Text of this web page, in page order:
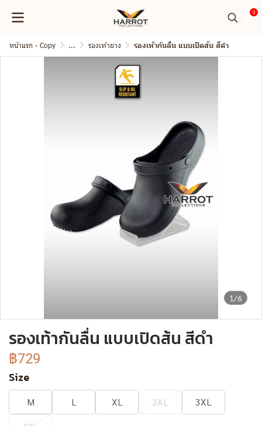
0
หน้าแรก - Copy ... รองเท้ายาง รองเท้ากันลื่น แบบเปิดส้น สีดำ
1/6
รองเท้ากันลื่น แบบเปิดส้น สีดำ
฿729
Size
M L XL 2XL
3XL